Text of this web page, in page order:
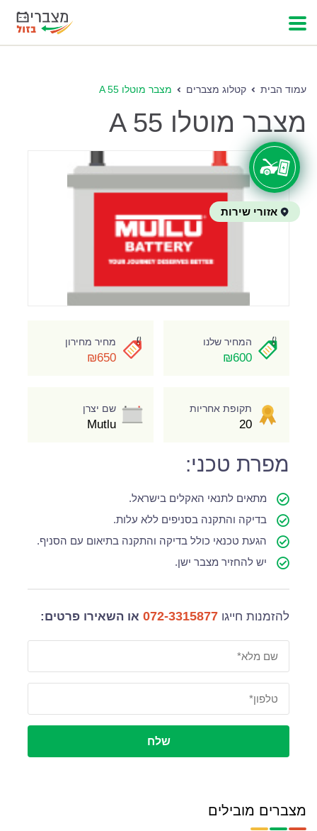
עמוד הבית קטלוג מצברים מצבר מוטלו A 55
מצבר מוטלו A 55
המחיר שלנו
₪600
מחיר מחירון
₪650
תקופת אחריות
20
שם יצרן
Mutlu
מפרת טכני:
מתאים לתנאי האקלים בישראל.
בדיקה והתקנה בסניפים ללא עלות.
הגעת טכנאי כולל בדיקה והתקנה בתיאום עם הסניף.
יש להחזיר מצבר ישן.
להזמנות חייגו 072-3315877 או השאירו פרטים:
שלח
מצברים מובילים
אזורי שירות